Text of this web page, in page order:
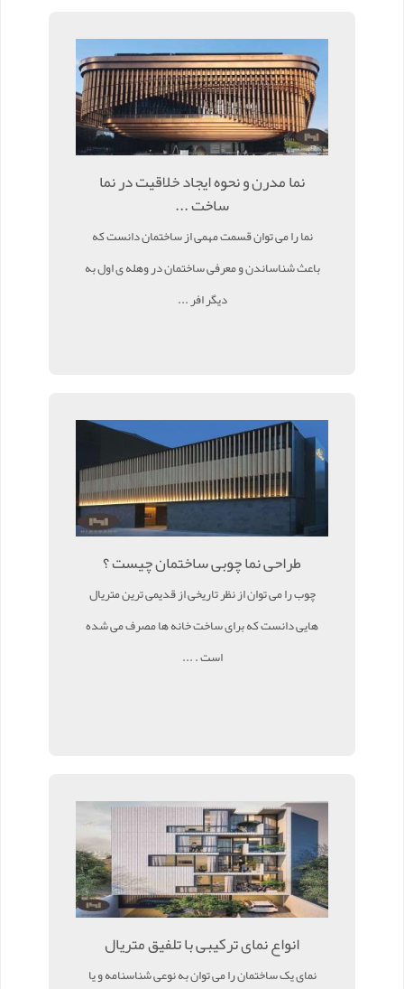
نما مدرن و نحوه ایجاد خلاقیت در نما
ساخت ...
نما را می توان قسمت مهمی از ساختمان دانست که
باعث شناساندن و معرفی ساختمان در وهله ی اول به
دیگر افر ...
طراحی نما چوبی ساختمان چیست ؟
چوب را می توان از نظر تاریخی از قدیمی ترین متریال
هایی دانست که برای ساخت خانه ها مصرف می شده
است . ...
انواع نمای ترکیبی با تلفیق متریال
نمای یک ساختمان را می توان به نوعی شناسنامه و یا